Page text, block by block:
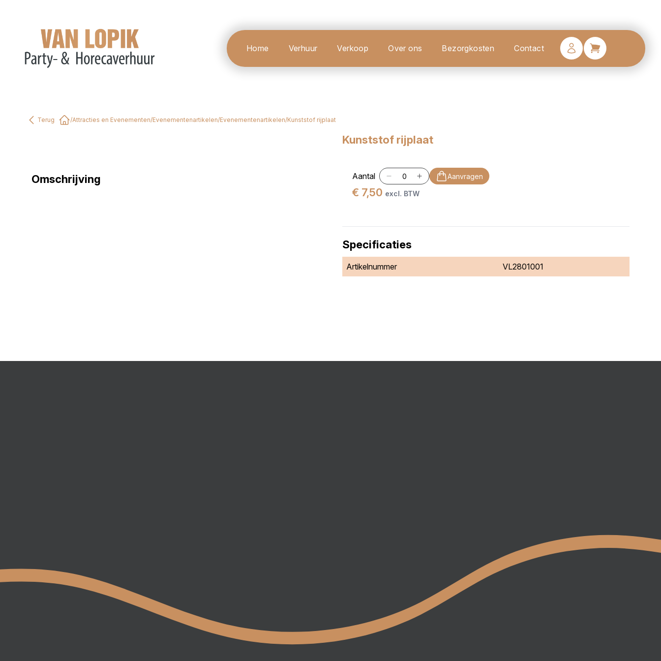
Home Verhuur Verkoop Over ons Bezorgkosten Contact
Terug
/Attracties en Evenementen/Evenementenartikelen/Evenementenartikelen/Kunststof rijplaat
Omschrijving
Kunststof rijplaat
Aantal Aanvragen
€ 7,50 excl. BTW
Specificaties
Artikelnummer VL2801001